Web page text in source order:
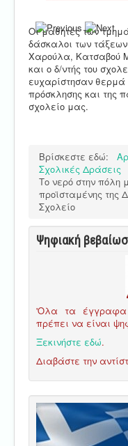
Οι μαθητές των
δάσκαλοι των
Χαρούλα, Κατσαβού
και ο δ/ντής του
ευχαρίστησαν θερμά
πρόσκλησης και της
σχολείο μας.
Βρίσκεστε εδώ:
Σχολικές Δράσεις
Το νερό στην πόλη
προϊσταμένης της
Σχολείο
Ψηφιακή
'Ολα τα έγγραφα
πρέπει να είναι
Ξεκινήστε εδώ.
Διαβάστε την